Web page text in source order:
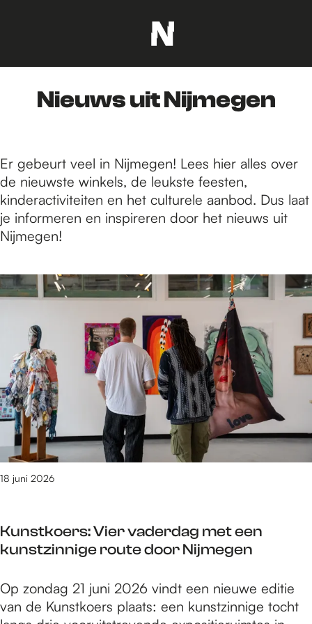
a
n
a
d
e
h
o
p
a
e
Nieuws uit Nijmegen
Er gebeurt veel in Nijmegen! Lees hier alles over
de nieuwste winkels, de leukste feesten,
kinderactiviteiten en het culturele aanbod. Dus laat
je informeren en inspireren door het nieuws uit
Nijmegen!
7
3
1
v
a
3
0
r
e
u
l
t
Kunstkoers: Vier vaderdag met een
kunstzinnige route door Nijmegen
18 juni 2026
K
u
Op zondag 21 juni 2026 vindt een nieuwe editie
van de Kunstkoers plaats: een kunstzinnige tocht